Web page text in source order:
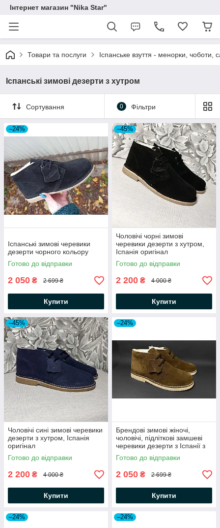
Інтернет магазин "Nika Star"
Товари та послуги Іспанське взуття - менорки, чоботи,
Іспанські зимові дезерти з хутром
Сортування 0 Фільтри
–24%
Іспанські зимові черевики
дезерти чорного кольору
Готово до відправки
2 050 ₴ 2 699 ₴
Купити
–45%
Чоловічі чорні зимові
черевики дезерти з хутром,
Іспанія оригінал
Готово до відправки
2 200 ₴ 4 000 ₴
Купити
–45%
Чоловічі сині зимові черевики
дезерти з хутром, Іспанія
оригінал
Готово до відправки
2 200 ₴ 4 000 ₴
Купити
–24%
Брендові зимові жіночі,
чоловічі, підліткові замшеві
черевики дезерти з Іспанії з
хутром
Готово до відправки
2 050 ₴ 2 699 ₴
Купити
–24% –24%